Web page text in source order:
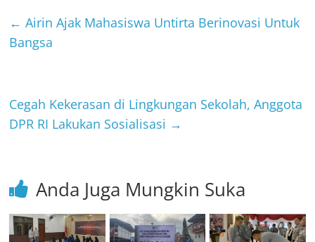
← Airin Ajak Mahasiswa Untirta Berinovasi Untuk
Bangsa
Cegah Kekerasan di Lingkungan Sekolah, Anggota
DPR RI Lakukan Sosialisasi →
Anda Juga Mungkin Suka